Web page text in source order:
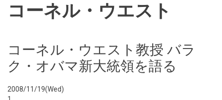
コーネル・ウエスト
コーネル・ウエスト教授 バラ
ク・オバマ新大統領を語る
2008/11/19(Wed)